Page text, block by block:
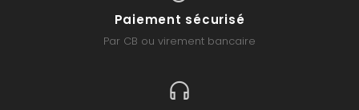
Paiement sécurisé
Par CB ou virement bancaire